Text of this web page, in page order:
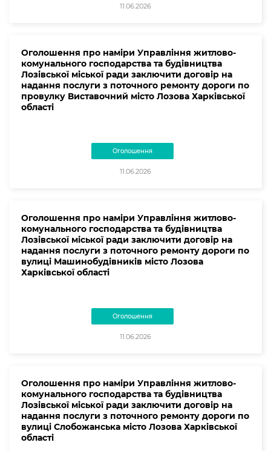
11.06.2026
Оголошення про наміри Управління житлово-
комунального господарства та будівництва
Лозівської міської ради заключити договір на
надання послуги з поточного ремонту дороги по
провулку Виставочний місто Лозова Харківської
області
Оголошення
11.06.2026
Оголошення про наміри Управління житлово-
комунального господарства та будівництва
Лозівської міської ради заключити договір на
надання послуги з поточного ремонту дороги по
вулиці Машинобудівників місто Лозова
Харківської області
Оголошення
11.06.2026
Оголошення про наміри Управління житлово-
комунального господарства та будівництва
Лозівської міської ради заключити договір на
надання послуги з поточного ремонту дороги по
вулиці Слобожанська місто Лозова Харківської
області